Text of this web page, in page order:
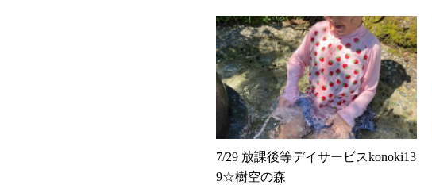
7/29 放課後等デイサービスkonoki13
9☆樹空の森